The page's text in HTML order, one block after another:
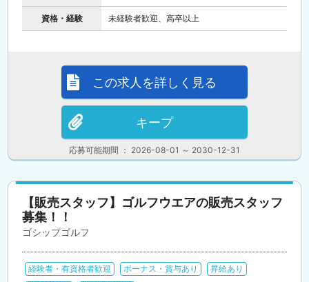
資格・経験 未経験者歓迎、高卒以上
応募可能期間 ： 2026-08-01 ～ 2030-12-31
この求人を詳しく見る
キープ
【販売スタッフ】ゴルフウエアの販売スタッフ
募集！！
ゴシップゴルフ
経験者・有資格者歓迎 ボーナス・賞与あり
昇給あり